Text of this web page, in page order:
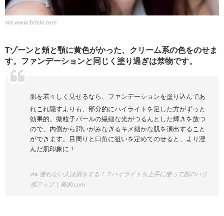
via www.biteki.com
Tゾーンと頬と顎に黄色がかった、クリーム系の色をのせま
す。ファンデーションと同じく塗り過ぎは禁物です。
肌を若々しく見せるなら、ファンデーションを塗り込んであ
れこれ隠すよりも、部分的にハイライトを足した方がずっと
効果的。微粒子パールの繊細な光がつるんとした輝きを放つ
ので、内側から潤いがみなぎるキメ細かな肌を演出すること
ができます。目周りと口角に狙いを定めてのせると、より澄
んだ肌印象に！
via 使わない人は損をする！？ハイライトを上手に使って肌のハリ
感アップ | 美的.com